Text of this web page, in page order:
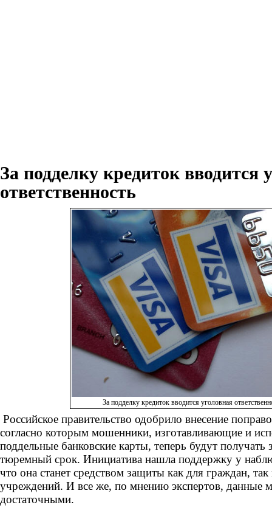
За подделку кредиток вводится
ответственность
За подделку кредиток вводится уголовная
Российское правительство одобрило внесение
согласно которым мошенники, изготавливающие и
поддельные банковские карты, теперь будут получать
тюремный срок. Инициатива нашла поддержку у
что она станет средством защиты как для граждан,
учреждений. И все же, по мнению экспертов, данные
достаточными.